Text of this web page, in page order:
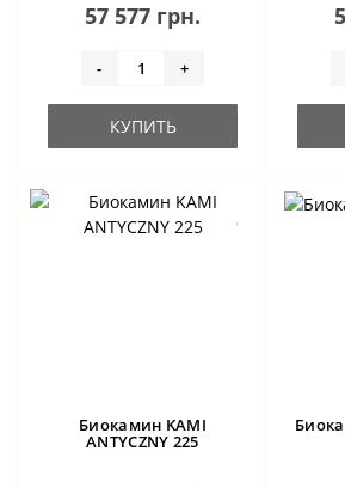
57 577 грн.
- +
КУПИТЬ
Биокамин KAMI
ANTYCZNY 225